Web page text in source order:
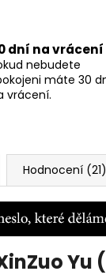
dní na vrácení
nebudete
máte 30
vrácení.
Hodnocení (21)
Yu